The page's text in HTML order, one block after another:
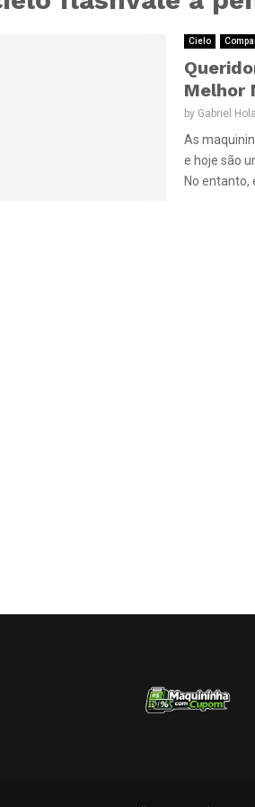
Cielo
Melhor
by Gabriel
As
e hoje são
No entanto,